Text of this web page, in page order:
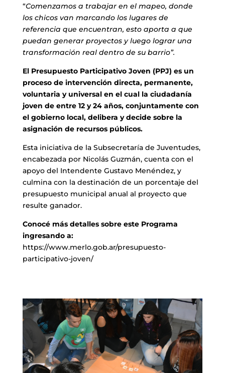
“Comenzamos a trabajar en el mapeo, donde
los chicos van marcando los lugares de
referencia que encuentran, esto aporta a que
puedan generar proyectos y luego lograr una
transformación real dentro de su barrio”.
El Presupuesto Participativo Joven (PPJ) es un
proceso de intervención directa, permanente,
voluntaria y universal en el cual la ciudadanía
joven de entre 12 y 24 años, conjuntamente con
el gobierno local, delibera y decide sobre la
asignación de recursos públicos.
Esta iniciativa de la Subsecretaría de Juventudes,
encabezada por Nicolás Guzmán, cuenta con el
apoyo del Intendente Gustavo Menéndez, y
culmina con la destinación de un porcentaje del
presupuesto municipal anual al proyecto que
resulte ganador.
Conocé más detalles sobre este Programa
ingresando a:
https://www.merlo.gob.ar/presupuesto-
participativo-joven/